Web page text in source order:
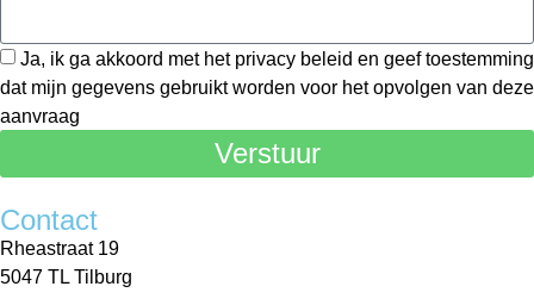
Ja, ik ga akkoord met het privacy beleid en geef toestemming
dat mijn gegevens gebruikt worden voor het opvolgen van deze
aanvraag
Verstuur
Contact
Rheastraat 19
5047 TL Tilburg